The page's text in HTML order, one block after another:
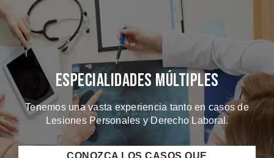
Especialidades Múltiples
Tenemos una vasta experiencia tanto en casos de
Lesiones Personales y Derecho Laboral.
CONOZCA LOS CASOS QUE